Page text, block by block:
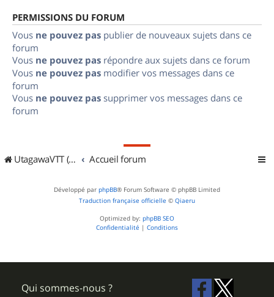
PERMISSIONS DU FORUM
Vous ne pouvez pas publier de nouveaux sujets dans ce
forum
Vous ne pouvez pas répondre aux sujets dans ce forum
Vous ne pouvez pas modifier vos messages dans ce
forum
Vous ne pouvez pas supprimer vos messages dans ce
forum
UtagawaVTT (Randos VTT et VTTAE avec traces GPS) Accueil forum
Développé par phpBB® Forum Software © phpBB Limited
Traduction française officielle © Qiaeru
Optimized by: phpBB SEO
Confidentialité | Conditions
Qui sommes-nous ?